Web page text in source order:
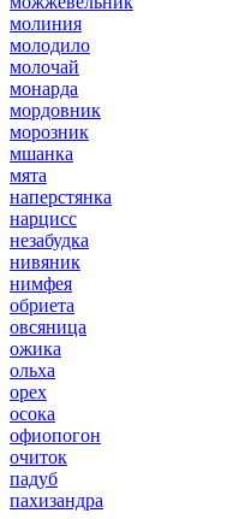
молиния
молодило
молочай
монарда
мордовник
морозник
мшанка
мята
наперстянка
нарцисс
незабудка
нивяник
нимфея
обриета
овсяница
ожика
ольха
орех
осока
офиопогон
очиток
падуб
пахизандра